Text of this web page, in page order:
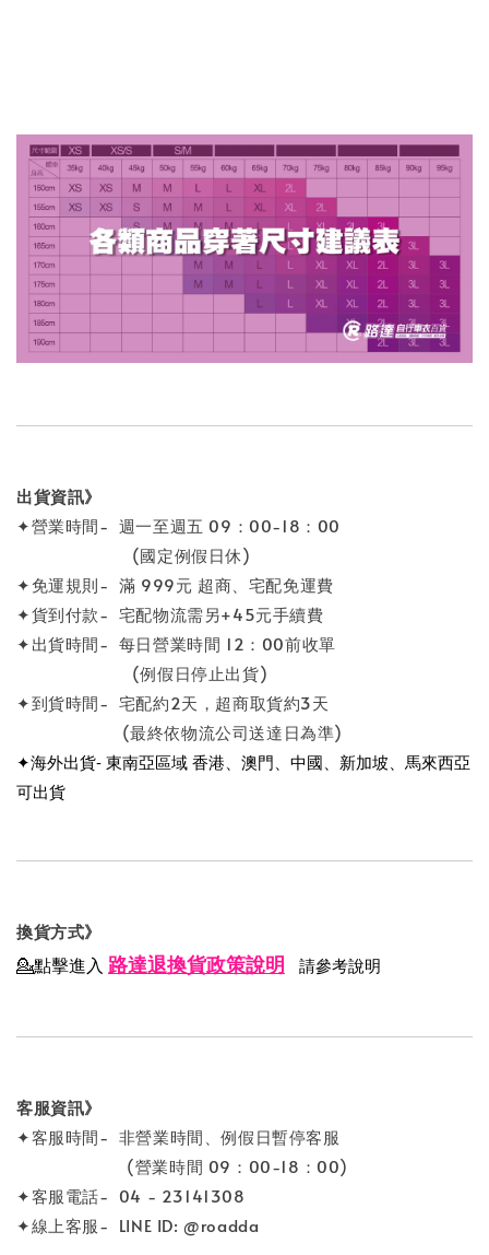
出貨資訊》
✦營業時間- 週一至週五 09：00-18：00
(國定例假日休)
✦免運規則- 滿 999元 超商、宅配免運費
✦貨到付款- 宅配物流需另+45元手續費
✦出貨時間- 每日營業時間 12：00前收單
(例假日停止出貨)
✦到貨時間- 宅配約2天，超商取貨約3天
(最終依物流公司送達日為準)
✦海外出貨- 東南亞區域 香港、澳門、中國、新加坡、馬來西亞
可出貨
換貨方式》
💁點擊進入 路達退換貨政策說明 請參考說明
客服資訊》
✦客服時間- 非營業時間、例假日暫停客服
(營業時間 09：00-18：00)
✦客服電話- 04 - 23141308
✦線上客服- LINE ID: @roadda